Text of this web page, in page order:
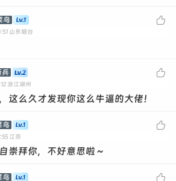

鸟
山东烟台

兵
浙江湖州
这么久才发现你这么牛逼的大佬！

鸟
江苏
崇拜你，不好意思啦～

鸟